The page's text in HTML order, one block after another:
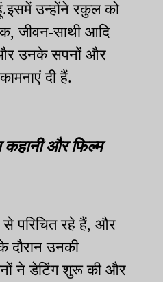
उन्होंने रकुल को
जीवन-साथी आदि
और उनके सपनों और
दी हैं.
और फिल्म
परिचित रहे हैं, और
दौरान उनकी
ने डेटिंग शुरू की और